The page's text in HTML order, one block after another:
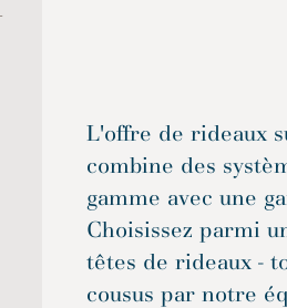
L'offre de rideaux
combine des
gamme avec une
Choisissez parmi
têtes de rideaux -
cousus par notre